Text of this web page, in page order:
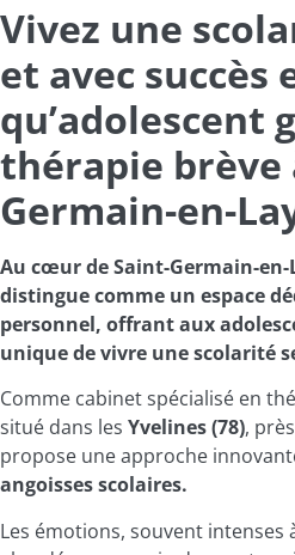
Vivez une
et avec succès
qu’adolescent
thérapie brève
Germain-en-
Au cœur de Saint-Germain-en-
distingue comme un espace
personnel, offrant aux
unique de vivre une scolarité
Comme cabinet spécialisé en
situé dans les Yvelines (78),
propose une approche
angoisses scolaires.
Les émotions, souvent intenses